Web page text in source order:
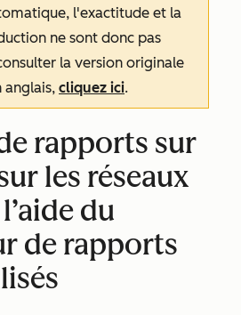
l'exactitude et la
ne sont donc pas
la version originale
anglais, cliquez ici.
rapports sur
les réseaux
du
de rapports